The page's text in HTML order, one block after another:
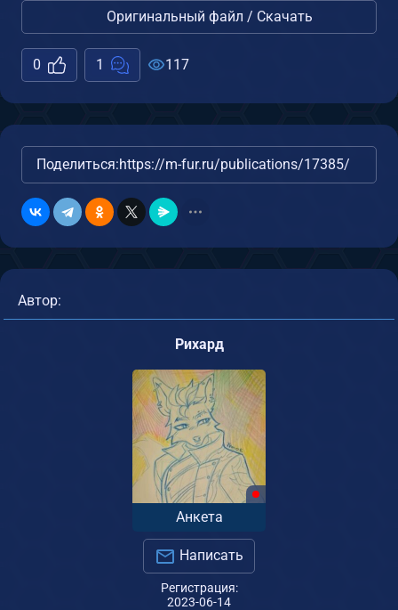
Оригинальный файл / Скачать
0 1 117
Поделиться:https://m-fur.ru/publications/17385/
Автор:
Рихард
Анкета
Написать
Регистрация:
2023-06-14